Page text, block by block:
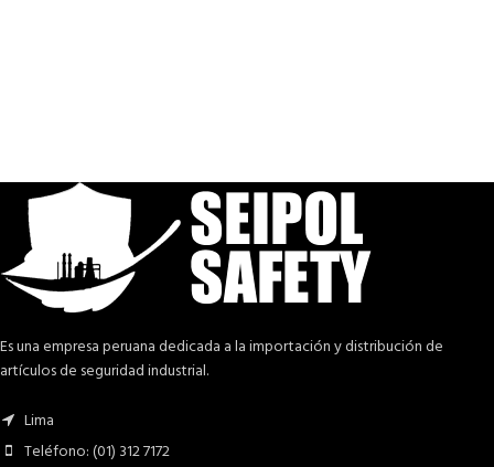
Es una empresa peruana dedicada a la importación y distribución de
artículos de seguridad industrial.
Lima
Teléfono: (01) 312 7172